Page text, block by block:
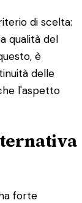
di scelta:
qualità del
è
delle
l'aspetto
forte